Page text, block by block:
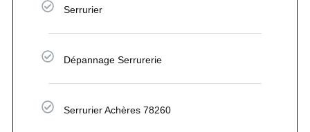
Serrurier
Dépannage Serrurerie
Serrurier Achères 78260